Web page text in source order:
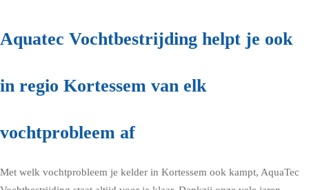
Aquatec Vochtbestrijding helpt je ook
in regio Kortessem van elk
vochtprobleem af
Met welk vochtprobleem je kelder in Kortessem ook kampt, AquaTec